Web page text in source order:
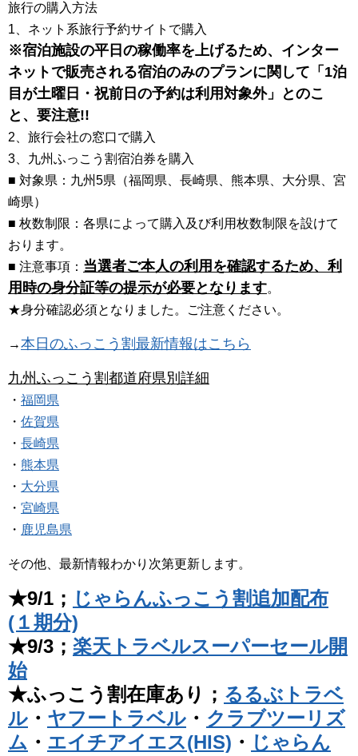
旅行の購入方法
1、ネット系旅行予約サイトで購入
※宿泊施設の平日の稼働率を上げるため、インター
ネットで販売される宿泊のみのプランに関して「1泊
目が土曜日・祝前日の予約は利用対象外」とのこ
と、要注意!!
2、旅行会社の窓口で購入
3、九州ふっこう割宿泊券を購入
■ 対象県：九州5県（福岡県、長崎県、熊本県、大分県、宮
崎県）
■ 枚数制限：各県によって購入及び利用枚数制限を設けて
おります。
■ 注意事項： 当選者ご本人の利用を確認するため、利
用時の身分証等の提示が必要となります。
★身分確認必須となりました。ご注意ください。
→本日のふっこう割最新情報はこちら
九州ふっこう割都道府県別詳細
・ 福岡県
・ 佐賀県
・ 長崎県
・ 熊本県
・ 大分県
・ 宮崎県
・ 鹿児島県
その他、最新情報わかり次第更新します。
★9/1； じゃらんふっこう割追加配布
(１期分)
★9/3； 楽天トラベルスーパーセール開
始
★ふっこう割在庫あり； るるぶトラベ
ル ・ ヤフートラベル ・ クラブツーリズ
ム ・ エイチアイエス(HIS) ・ じゃらん